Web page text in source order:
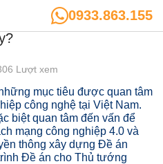
0933.863.155
trọng như thế nào
Lượt xem
mục tiêu được quan tâm
công nghệ tại Việt Nam.
biệt quan tâm đến vấn để
mạng công nghiệp 4.0 và
thông xây dựng Đề án
Đề án cho Thủ tướng